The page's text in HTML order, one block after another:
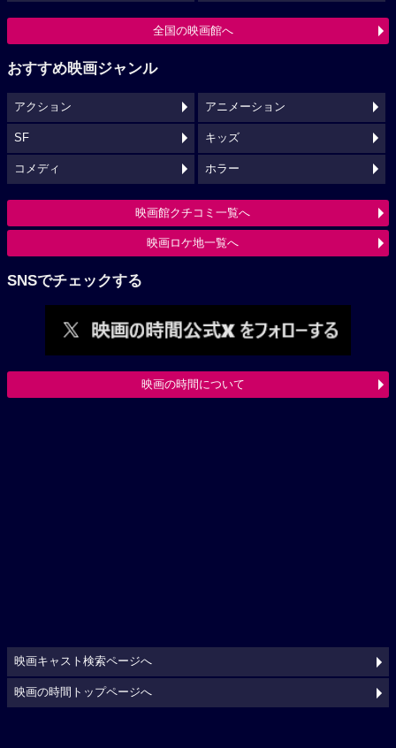
全国の映画館へ
おすすめ映画ジャンル
アクション アニメーション
SF キッズ
コメディ ホラー
映画館クチコミ一覧へ
映画ロケ地一覧へ
SNSでチェックする
映画の時間について
映画キャスト検索ページへ
映画の時間トップページへ